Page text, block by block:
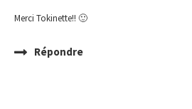
Merci Tokinette!! 🙂
Répondre